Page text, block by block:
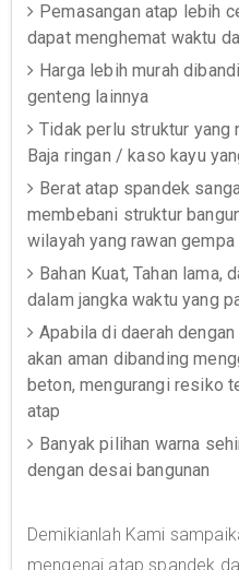
Pemasangan atap lebih
dapat menghemat waktu
Harga lebih murah
genteng lainnya
Tidak perlu struktur yang
Baja ringan / kaso kayu
Berat atap spandek
membebani struktur
wilayah yang rawan gempa
Bahan Kuat, Tahan lama,
dalam jangka waktu yang
Apabila di daerah
akan aman dibanding
beton, mengurangi resiko
atap
Banyak pilihan warna
dengan desai bangunan
Demikianlah Kami
mengenai atap spandek